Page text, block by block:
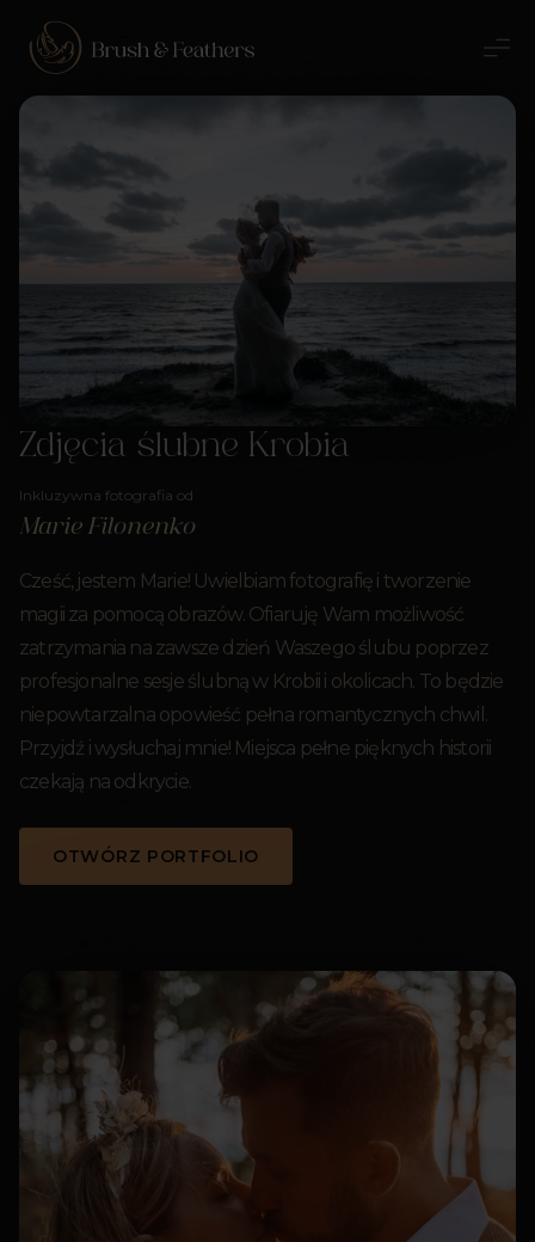
Zdjęcia ślubne Krobia
Inkluzywna fotografia od
Marie Filonenko
Cześć, jestem Marie! Uwielbiam fotografię i tworzenie
magii za pomocą obrazów. Ofiaruję Wam możliwość
zatrzymania na zawsze dzień Waszego ślubu poprzez
profesjonalne sesje ślubną w Krobii i okolicach. To będzie
niepowtarzalna opowieść pełna romantycznych chwil.
Przyjdź i wysłuchaj mnie! Miejsca pełne pięknych historii
czekają na odkrycie.
OTWÓRZ PORTFOLIO